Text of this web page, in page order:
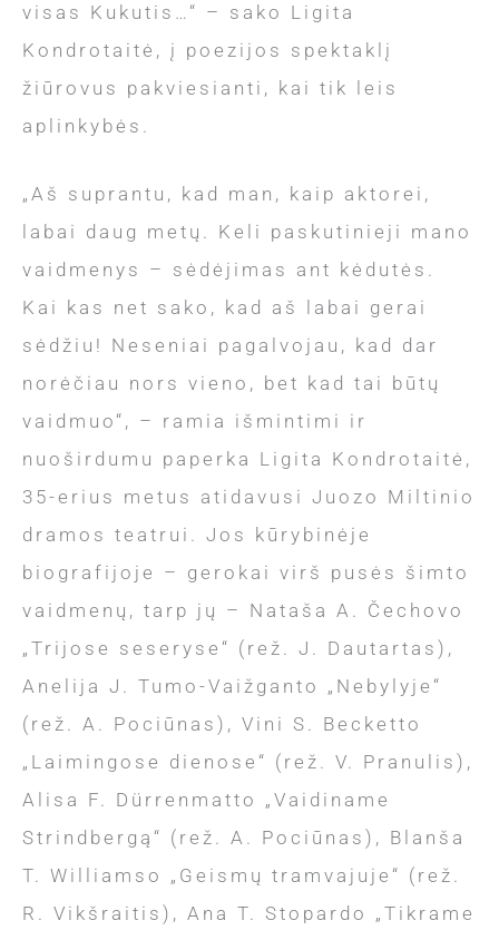
visas Kukutis…“ – sako Ligita
Kondrotaitė, į poezijos spektaklį
žiūrovus pakviesianti, kai tik leis
aplinkybės.
„Aš suprantu, kad man, kaip aktorei,
labai daug metų. Keli paskutinieji mano
vaidmenys – sėdėjimas ant kėdutės.
Kai kas net sako, kad aš labai gerai
sėdžiu! Neseniai pagalvojau, kad dar
norėčiau nors vieno, bet kad tai būtų
vaidmuo“, – ramia išmintimi ir
nuoširdumu paperka Ligita Kondrotaitė,
35-erius metus atidavusi Juozo Miltinio
dramos teatrui. Jos kūrybinėje
biografijoje – gerokai virš pusės šimto
vaidmenų, tarp jų – Nataša A. Čechovo
„Trijose seseryse“ (rež. J. Dautartas),
Anelija J. Tumo-Vaižganto „Nebylyje“
(rež. A. Pociūnas), Vini S. Becketto
„Laimingose dienose“ (rež. V. Pranulis),
Alisa F. Dürrenmatto „Vaidiname
Strindbergą“ (rež. A. Pociūnas), Blanša
T. Williamso „Geismų tramvajuje“ (rež.
R. Vikšraitis), Ana T. Stopardo „Tikrame